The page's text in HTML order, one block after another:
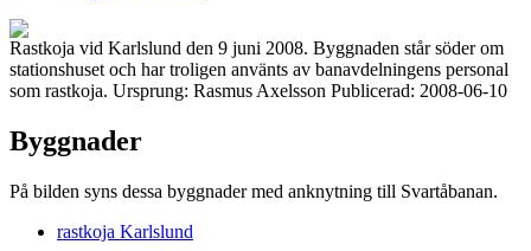
Rastkoja vid Karlslund den 9 juni 2008. Byggnaden står söder om
stationshuset och har troligen använts av banavdelningens personal
som rastkoja. Ursprung: Rasmus Axelsson Publicerad: 2008-06-10
Byggnader
På bilden syns dessa byggnader med anknytning till Svartåbanan.
rastkoja Karlslund